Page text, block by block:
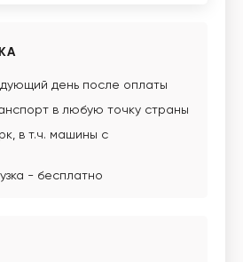
день после оплаты
в любую точку страны
в т.ч. машины с
- бесплатно